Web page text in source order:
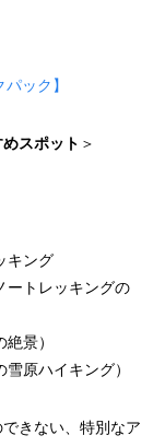
ック】
スポット ＞
キング
ートレッキングの
景）
原ハイキング）
きない、特別なア